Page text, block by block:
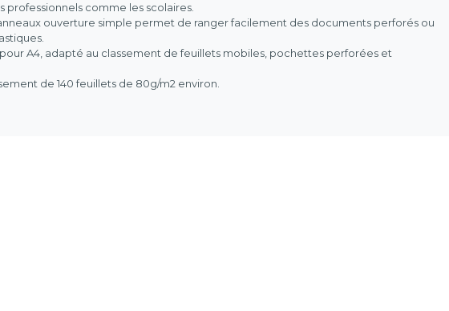
professionnels comme les scolaires.
ouverture simple permet de ranger facilement des documents perforés ou
A4, adapté au classement de feuillets mobiles, pochettes perforées et
de 140 feuillets de 80g/m2 environ.